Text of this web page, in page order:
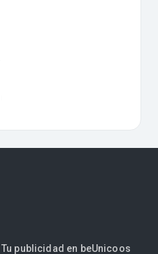
Tu publicidad en beUnicoos